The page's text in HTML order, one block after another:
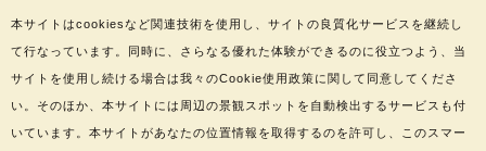
本サイトはcookiesなど関連技術を使用し、サイトの良質化サービスを継続し
て行なっています。同時に、さらなる優れた体験ができるのに役立つよう、当
サイトを使用し続ける場合は我々のCookie使用政策に関して同意してくださ
い。そのほか、本サイトには周辺の景観スポットを自動検出するサービスも付
いています。本サイトがあなたの位置情報を取得するのを許可し、このスマー